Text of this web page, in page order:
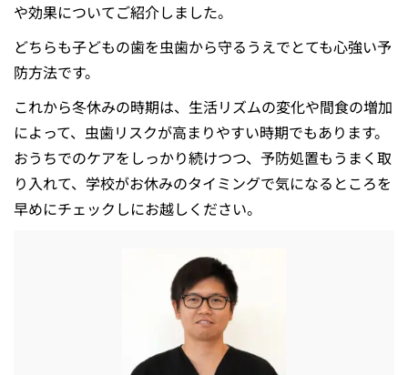
や効果についてご紹介しました。
どちらも子どもの歯を虫歯から守るうえでとても心強い予
防方法です。
これから冬休みの時期は、生活リズムの変化や間食の増加
によって、虫歯リスクが高まりやすい時期でもあります。
おうちでのケアをしっかり続けつつ、予防処置もうまく取
り入れて、学校がお休みのタイミングで気になるところを
早めにチェックしにお越しください。